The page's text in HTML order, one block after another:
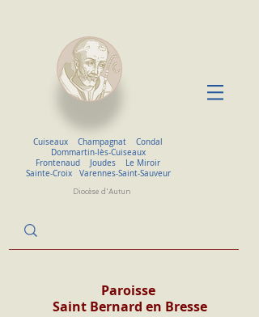
Cuiseaux Champagnat
Condal
Dommartin-lès-Cuiseaux
Frontenaud
Joudes
Le Miroir
Sainte-Croix Varennes-Saint-Sauveur
Diocèse d'Autun
Paroisse
Saint Bernard en Bresse